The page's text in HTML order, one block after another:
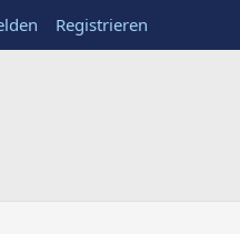
Registrieren